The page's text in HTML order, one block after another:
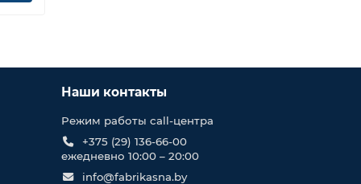
Наши контакты
Режим работы call-центра
+375 (29) 136-66-00
ежедневно 10:00 – 20:00
info@fabrikasna.by